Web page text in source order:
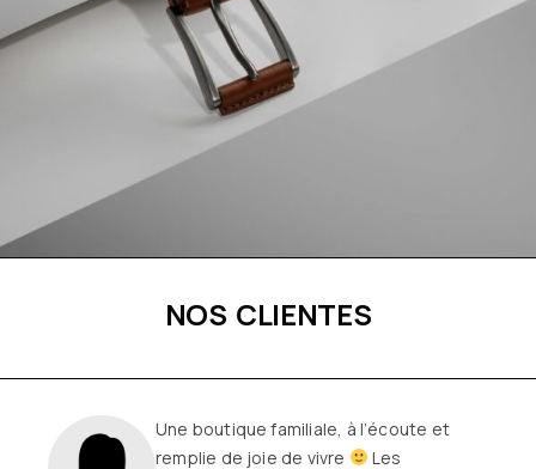
NOS CLIENTES
Une boutique familiale, à l’écoute et
remplie de joie de vivre
Les